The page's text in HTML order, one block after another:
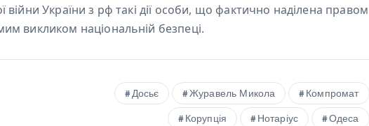
війни України з рф такі дії особи, що фактично наділена правом
викликом національній безпеці.
Досьє Журавель Микола Компромат
Корупція Нотаріус Одеса